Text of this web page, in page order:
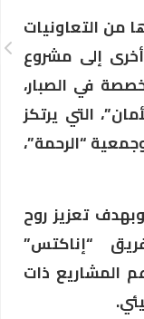
من التعاونيات
إلى مشروع
في الصبار،
التي يرتكز
“الرحمة”،
تعزيز روح
“إناكتس”
المشاريع ذات